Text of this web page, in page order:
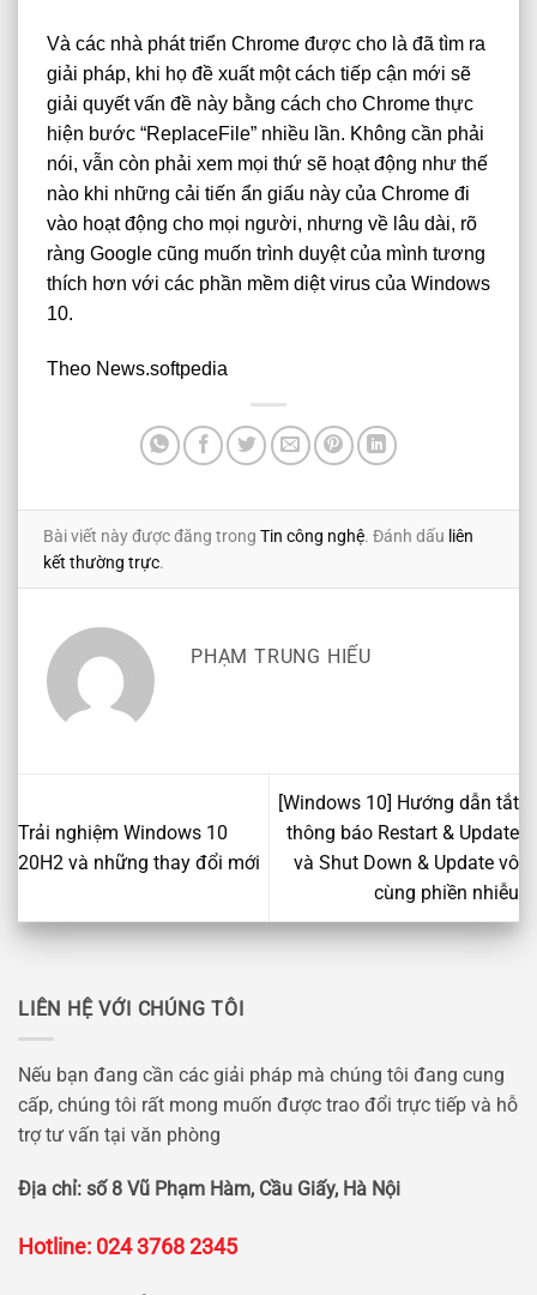
Và các nhà phát triển Chrome được cho là đã tìm ra
giải pháp, khi họ đề xuất một cách tiếp cận mới sẽ
giải quyết vấn đề này bằng cách cho Chrome thực
hiện bước “ReplaceFile” nhiều lần. Không cần phải
nói, vẫn còn phải xem mọi thứ sẽ hoạt động như thế
nào khi những cải tiến ẩn giấu này của Chrome đi
vào hoạt động cho mọi người, nhưng về lâu dài, rõ
ràng Google cũng muốn trình duyệt của mình tương
thích hơn với các phần mềm diệt virus của Windows
10.
Theo News.softpedia
Bài viết này được đăng trong Tin công nghệ. Đánh dấu liên
kết thường trực.
PHẠM TRUNG HIẾU
Trải nghiệm Windows 10
20H2 và những thay đổi mới
[Windows 10] Hướng dẫn tắt
thông báo Restart & Update
và Shut Down & Update vô
cùng phiền nhiễu
LIÊN HỆ VỚI CHÚNG TÔI
Nếu bạn đang cần các giải pháp mà chúng tôi đang cung
cấp, chúng tôi rất mong muốn được trao đổi trực tiếp và hỗ
trợ tư vấn tại văn phòng
Địa chỉ: số 8 Vũ Phạm Hàm, Cầu Giấy, Hà Nội
Hotline: 024 3768 2345